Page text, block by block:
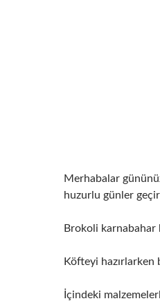
Merhabalar
huzurlu günler
Brokoli
Köfteyi
İçindeki